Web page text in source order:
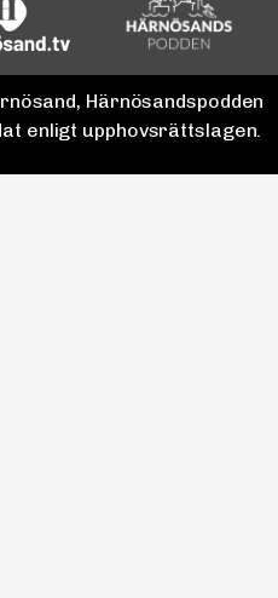
Härnösandspodden
enligt upphovsrättslagen.